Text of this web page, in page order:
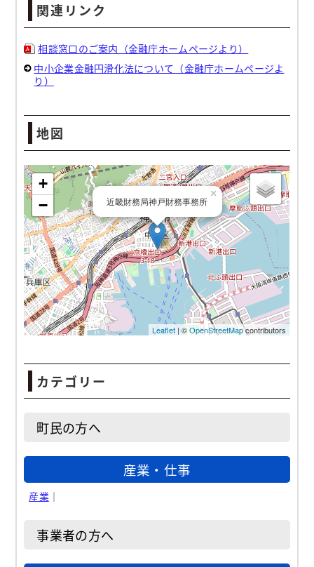
関連リンク
相談窓口のご案内（金融庁ホームページより）
中小企業金融円滑化法について（金融庁ホームページよ
り）
地図
近畿財務局神戸財務事務所
カテゴリー
町民の方へ
産業・仕事
産業｜
事業者の方へ